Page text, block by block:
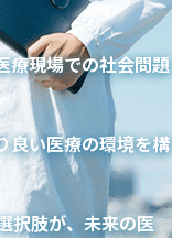
療現場での社会問題
良い医療の環境を構
択肢が、未来の医